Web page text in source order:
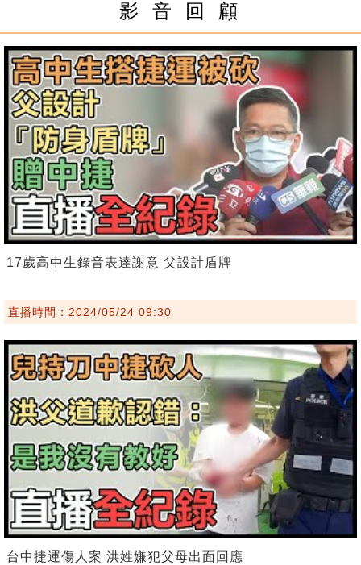
影 音 回 顧
17歲高中生錄音表達謝意 父設計盾牌
直播時間：2024/05/24 09:30
台中捷運傷人案 洪姓嫌犯父母出面回應